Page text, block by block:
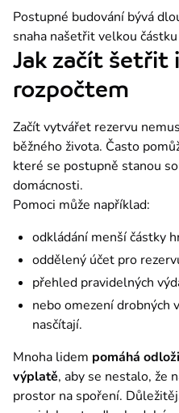
Postupné budování bývá
snaha našetřit velkou
Jak začít šetřit
rozpočtem
Začít vytvářet rezervu
běžného života. Často
které se postupně stanou
domácnosti.
Pomoci může například:
odkládání menší částky
oddělený účet pro
přehled pravidelných
nebo omezení drobných
nasčítají.
Mnoha lidem pomáhá
výplatě, aby se nestalo, že
prostor na spoření.